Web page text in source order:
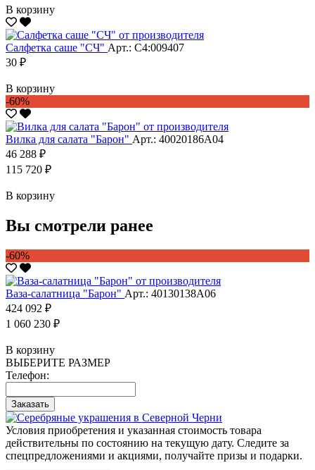
В корзину
Салфетка саше "CЧ" Арт.: С4:009407
30 ₽
В корзину
-60%
Вилка для салата "Барон" Арт.: 40020186А04
46 288 ₽
115 720 ₽
В корзину
Вы смотрели ранее
-60%
Ваза-салатница "Барон" Арт.: 40130138А06
424 092 ₽
1 060 230 ₽
В корзину
ВЫБЕРИТЕ РАЗМЕР
Телефон:
Заказать
Условия приобретения и указанная стоимость товара
действительны по состоянию на текущую дату. Следите за
спецпредложениями и акциями, получайте призы и подарки.